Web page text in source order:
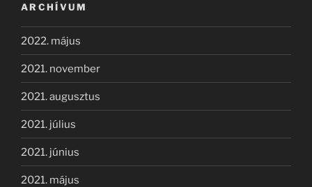
ARCHÍVUM
2022. május
2021. november
2021. augusztus
2021. július
2021. június
2021. május